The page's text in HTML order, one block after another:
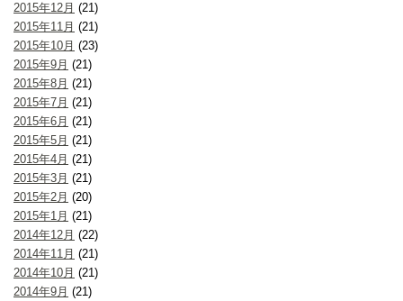
2015年12月 (21)
2015年11月 (21)
2015年10月 (23)
2015年9月 (21)
2015年8月 (21)
2015年7月 (21)
2015年6月 (21)
2015年5月 (21)
2015年4月 (21)
2015年3月 (21)
2015年2月 (20)
2015年1月 (21)
2014年12月 (22)
2014年11月 (21)
2014年10月 (21)
2014年9月 (21)